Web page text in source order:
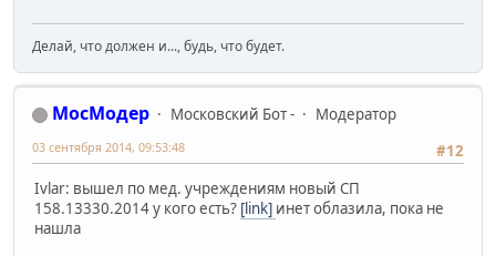
Делай, что должен и..., будь, что будет.
МосМодер Московский Бот -
Модератор
#12
03 сентября 2014, 09:53:48
Ivlar: вышел по мед. учреждениям новый СП
158.13330.2014 у кого есть? [link] инет облазила, пока не
нашла